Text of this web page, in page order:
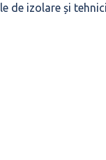
de izolare și